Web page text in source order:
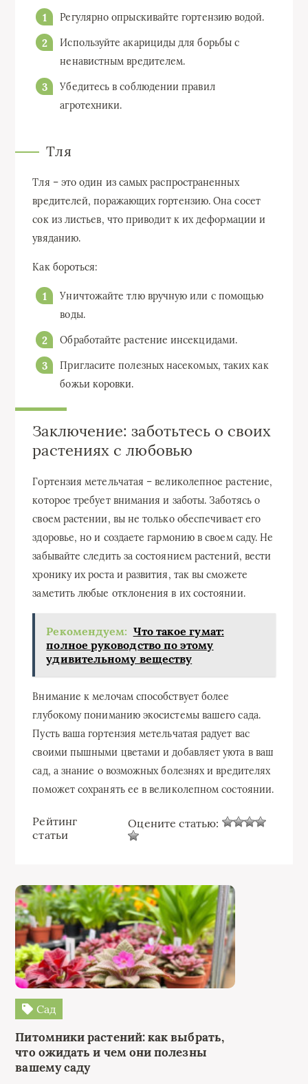
Регулярно опрыскивайте гортензию водой.
Используйте акарициды для борьбы с
ненавистным вредителем.
Убедитесь в соблюдении правил
агротехники.
Тля
Тля – это один из самых распространенных
вредителей, поражающих гортензию. Она сосет
сок из листьев, что приводит к их деформации и
увяданию.
Как бороться:
Уничтожайте тлю вручную или с помощью
воды.
Обработайте растение инсекцидами.
Пригласите полезных насекомых, таких как
божьи коровки.
Заключение: заботьтесь о своих
растениях с любовью
Гортензия метельчатая – великолепное растение,
которое требует внимания и заботы. Заботясь о
своем растении, вы не только обеспечивает его
здоровье, но и создаете гармонию в своем саду. Не
забывайте следить за состоянием растений, вести
хронику их роста и развития, так вы сможете
заметить любые отклонения в их состоянии.
Рекомендуем: Что такое гумат:
полное руководство по этому
удивительному веществу
Внимание к мелочам способствует более
глубокому пониманию экосистемы вашего сада.
Пусть ваша гортензия метельчатая радует вас
своими пышными цветами и добавляет уюта в ваш
сад, а знание о возможных болезнях и вредителях
поможет сохранять ее в великолепном состоянии.
Рейтинг
статьи
Оцените статью:
Сад
Питомники растений: как выбрать,
что ожидать и чем они полезны
вашему саду